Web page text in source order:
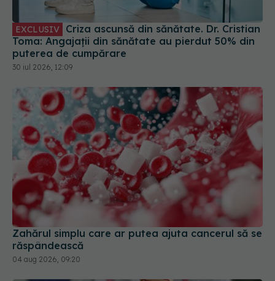
EXCLUSIV
Toma: Angajații din sănătate au pierdut 50% din
puterea de cumpărare
30 iul 2026, 12:09
Zahărul simplu care ar putea ajuta cancerul să se
răspândească
04 aug 2026, 09:20